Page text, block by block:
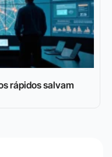
rápidos salvam